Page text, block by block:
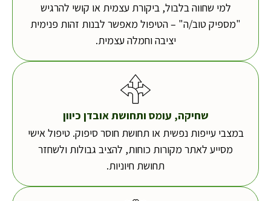
למי שחווה בלבול, ביקורת עצמית או קושי להרגיש
"מספיק טוב/ה" – הטיפול מאפשר לבנות זהות פנימית
יציבה וחמלה עצמית.
שחיקה, עומס ותחושת אובדן כיוון
במצבי עייפות נפשית או תחושת חוסר סיפוק. טיפול אישי
מסייע לאתר מקורות כוחות, להציב גבולות ולשחזר
תחושת חיוניות.